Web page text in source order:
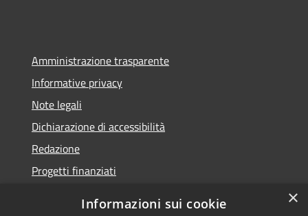
Amministrazione trasparente
Informative privacy
Note legali
Dichiarazione di accessibilità
Redazione
Progetti finanziati
×
Informazioni sui cookie